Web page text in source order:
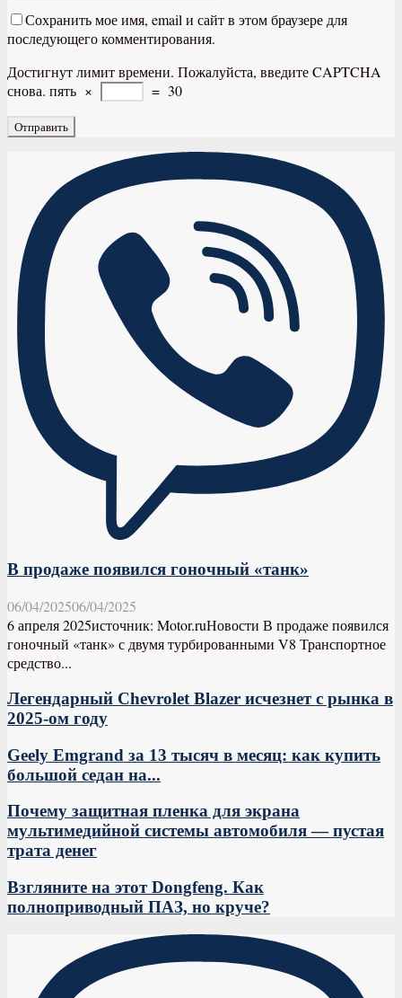
Сохранить мое имя, email и сайт в этом браузере для
последующего комментирования.
Достигнут лимит времени. Пожалуйста, введите CAPTCHA
снова. пять × = 30
В продаже появился гоночный «танк»
06/04/202506/04/2025
6 апреля 2025источник: Motor.ruНовости В продаже появился
гоночный «танк» с двумя турбированными V8 Транспортное
средство...
Легендарный Chevrolet Blazer исчезнет с рынка в
2025-ом году
Geely Emgrand за 13 тысяч в месяц: как купить
большой седан на...
Почему защитная пленка для экрана
мультимедийной системы автомобиля — пустая
трата денег
Взгляните на этот Dongfeng. Как
полноприводный ПАЗ, но круче?